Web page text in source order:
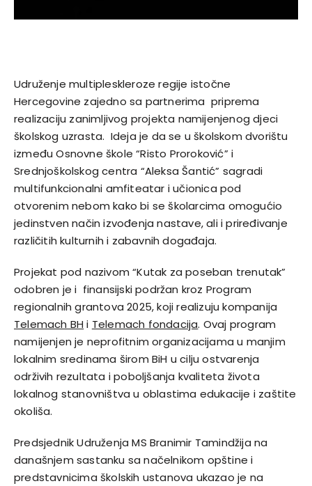
Udruženje multipleskleroze regije istočne
Hercegovine zajedno sa partnerima priprema
realizaciju zanimljivog projekta namijenjenog djeci
školskog uzrasta. Ideja je da se u školskom dvorištu
između Osnovne škole “Risto Proroković” i
Srednjoškolskog centra “Aleksa Šantić” sagradi
multifunkcionalni amfiteatar i učionica pod
otvorenim nebom kako bi se školarcima omogućio
jedinstven način izvođenja nastave, ali i priređivanje
različitih kulturnih i zabavnih događaja.
Projekat pod nazivom “Kutak za poseban trenutak”
odobren je i finansijski podržan kroz Program
regionalnih grantova 2025, koji realizuju kompanija
Telemach BH i Telemach fondacija. Ovaj program
namijenjen je neprofitnim organizacijama u manjim
lokalnim sredinama širom BiH u cilju ostvarenja
održivih rezultata i poboljšanja kvaliteta života
lokalnog stanovništva u oblastima edukacije i zaštite
okoliša.
Predsjednik Udruženja MS Branimir Tamindžija na
današnjem sastanku sa načelnikom opštine i
predstavnicima školskih ustanova ukazao je na